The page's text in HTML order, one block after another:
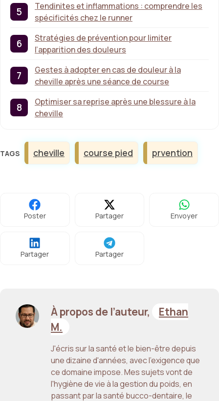
Tendinites et inflammations : comprendre les
spécificités chez le runner
Stratégies de prévention pour limiter
l’apparition des douleurs
Gestes à adopter en cas de douleur à la
cheville après une séance de course
Optimiser sa reprise après une blessure à la
cheville
Étiquettes
cheville course pied prvention
Poster Partager Envoyer
Partager Partager
À propos de l’auteur,
Ethan
M.
J'écris sur la santé et le bien-être depuis
une dizaine d'années, avec l'exigence que
ce domaine impose. Mes sujets vont de
l'hygiène de vie à la gestion du poids, en
passant par la santé bucco-dentaire, le